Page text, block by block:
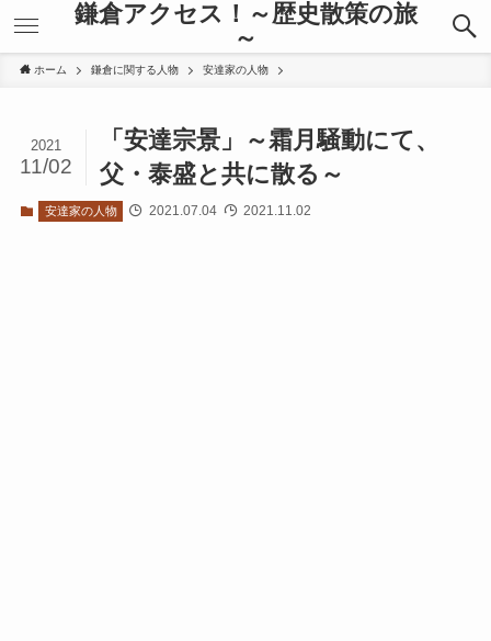
鎌倉アクセス！～歴史散策の旅
～
ホーム 鎌倉に関する人物 安達家の人物
「安達宗景」～霜月騒動にて、
父・泰盛と共に散る～
2021
11/02
安達家の人物 2021.07.04 2021.11.02